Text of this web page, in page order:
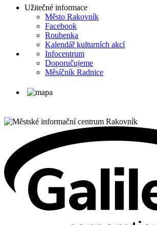
Užitečné informace
Město Rakovník
Facebook
Roubenka
Kalendář kulturních akcí
Infocentrum
Doporučujeme
Měsíčník Radnice